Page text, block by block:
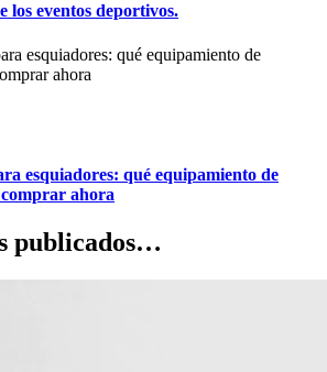
los eventos deportivos.
esquiadores: qué equipamiento de
ahora
publicados…